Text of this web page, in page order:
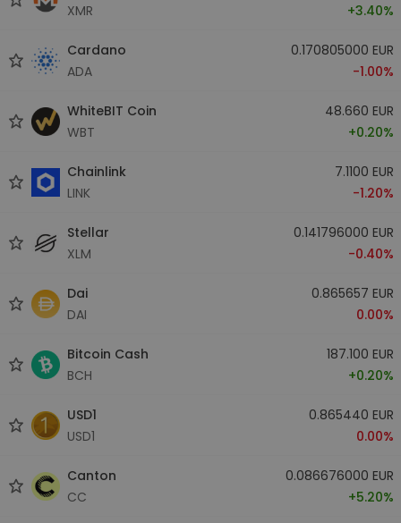
XMR
+3.40%
Cardano
ADA
0.170805000 EUR
-1.00%
WhiteBIT Coin
WBT
48.660 EUR
+0.20%
Chainlink
LINK
7.1100 EUR
-1.20%
Stellar
XLM
0.141796000 EUR
-0.40%
Dai
DAI
0.865657 EUR
0.00%
Bitcoin Cash
BCH
187.100 EUR
+0.20%
USD1
USD1
0.865440 EUR
0.00%
Canton
CC
0.086676000 EUR
+5.20%